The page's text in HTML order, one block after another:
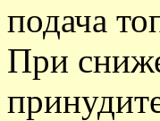
подача
При